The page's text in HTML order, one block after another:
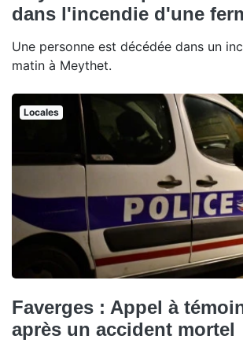
dans l'incendie d'une
Une personne est décédée dans un
matin à Meythet.
Locales
Faverges : Appel à
après un accident mortel